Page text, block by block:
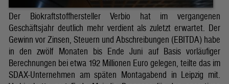
Der Biokraftstoffhersteller Verbio hat im vergangenen
Geschäftsjahr deutlich mehr verdient als zuletzt erwartet. Der
Gewinn vor Zinsen, Steuern und Abschreibungen (EBITDA) habe
in den zwölf Monaten bis Ende Juni auf Basis vorläufiger
Berechnungen bei etwa 192 Millionen Euro gelegen, teilte das im
SDAX-Unternehmen am späten Montagabend in Leipzig mit.